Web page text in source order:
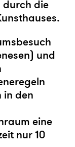
durch die
und
in den
eine
nur 10